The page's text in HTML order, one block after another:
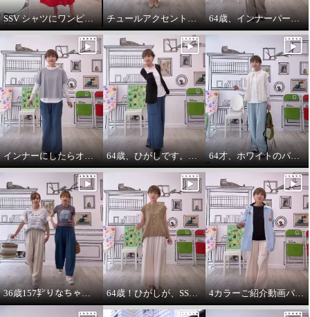
SSV シャツにワンピースをコーデしてみました。 チュールアクセントパーカー64歳カジュアル大好きが推し！ 64歳、インナーパーカーは必需品です。
インナーにしたらオールシーズンいけます。インナーパーカー❤️ 64歳、ひがしです。わたしの時代は、やっぱりジャケットにパーカーを出す‼️ 64才、ホワイトのパーカーインナーはスタイリングに万能です。
36歳157㌢りなちゃんは60㌢丈、64歳163㌢のひがしは65㌢丈を履く 64歳！ひがしが、SSVのベスト最高！推し‼️コーデ 4カラーご紹介動画パーカー付きのインナーは、凄い使えます。